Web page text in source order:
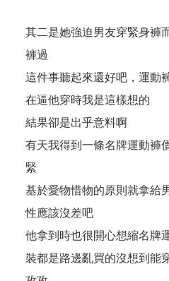
其二是她強迫男友穿緊身褲
褲過
這件事聽起來還好吧，運動
在逼他穿時我是這樣想的
結果卻是出乎意料啊
有天我得到一條名牌運動褲
緊
基於愛物惜物的原則就拿給
性應該沒差吧
他拿到時也很開心想縮名牌
裝都是路邊亂買的沒想到能